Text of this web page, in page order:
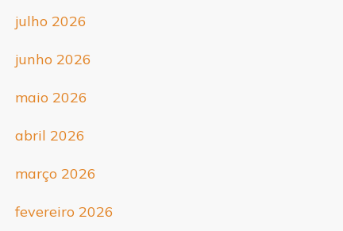
julho 2026
junho 2026
maio 2026
abril 2026
março 2026
fevereiro 2026